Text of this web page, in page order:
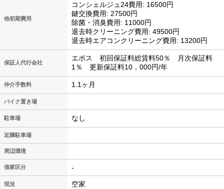
他初期費用
コンシェルジュ24費用: 16500円
鍵交換費用: 27500円
除菌・消臭費用: 11000円
退去時クリーニング費用: 49500円
退去時エアコンクリーニング費用: 13200円
保証人代行会社
エポス 初回保証料総賃料50％ 月次保証料
1％ 更新保証料10，000円/年
仲介手数料 1.1ヶ月
バイク置き場
駐車場 なし
近隣駐車場
周辺環境
借家区分 -
現況 空家